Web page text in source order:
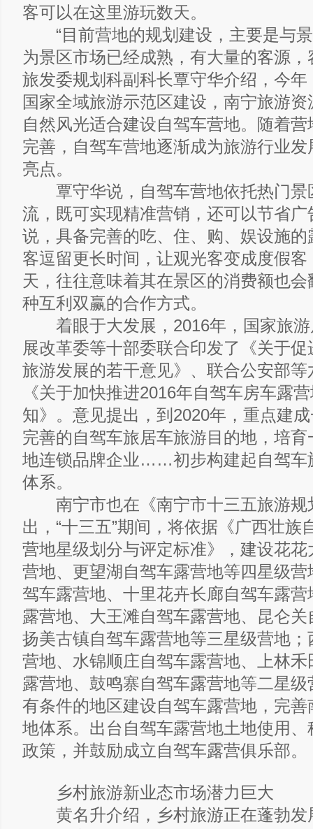
客可以在这里游玩数天。
“目前营地的规划建设，主要是与
为景区市场已经成熟，有大量的客源，
旅发委规划科副科长覃守华介绍，今
国家全域旅游示范区建设，南宁旅游
自然风光适合建设自驾车营地。随着
完善，自驾车营地逐渐成为旅游行业
亮点。
覃守华说，自驾车营地依托热门景
流，既可实现精准营销，还可以节省
说，具备完善的吃、住、购、娱设施
客逗留更长时间，让观光客变成度假
天，往往意味着其在景区的消费额也
种互利双赢的合作方式。
着眼于大发展，2016年，国家旅游
展改革委等十部委联合印发了《关于
旅游发展的若干意见》、联合公安部等
《关于加快推进2016年自驾车房车露
知》。意见提出，到2020年，重点建
完善的自驾车旅居车旅游目的地，培
地连锁品牌企业……初步构建起自驾车
体系。
南宁市也在《南宁市十三五旅游规
出，“十三五”期间，将依据《广西壮族
营地星级划分与评定标准》，建设花
营地、更望湖自驾车露营地等四星级
驾车露营地、十里花卉长廊自驾车露
露营地、大王滩自驾车露营地、昆仑
扬美古镇自驾车露营地等三星级营地
营地、水锦顺庄自驾车露营地、上林
露营地、鼓鸣寨自驾车露营地等二星
有条件的地区建设自驾车露营地，完
地体系。出台自驾车露营地土地使用
政策，并鼓励成立自驾车露营俱乐部。
乡村旅游新业态市场潜力巨大
黄名升介绍，乡村旅游正在蓬勃发